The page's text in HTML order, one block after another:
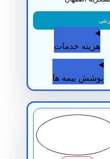
خدمات
بیمه ها